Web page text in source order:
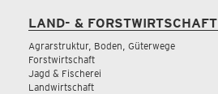
LAND- & FORSTWIRTSCHAFT
Agrarstruktur, Boden, Güterwege
Forstwirtschaft
Jagd & Fischerei
Landwirtschaft